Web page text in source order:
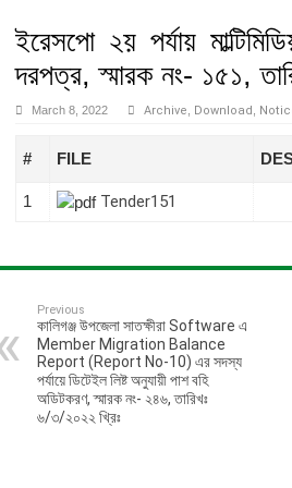
সহকারি পল্লী উন্নয়ন কর্মকর্তা ও হিসাব সহকারীগণের
প্রকল্পের অন্তর্ভূক্ত সুফলভোগী সদস্যদের উদ্যোক্তা সৃষ্টির
প্রকল্পের অন্তর্ভূক্ত সুফলভোগী সদস্যদের উদ্যোক্তা সৃষ্টির
দুমকী, বাউফল, কচুয়া, শৈলকূপা, মিঠাপুকুর এবং অভয়নগর
ইরেসপো কর্মসূচির মাঠ সংগঠক হাজিরা খাতুন, মনিরামপুর এবং
দাপ্তরিক কাজে ব্যবহারের লক্ষ্যে বিভিন্ন ধরনের রেজিস্ট্রার
ইরেসপো ২য় পর্যায়
দরপত্র, স্মারক নং- ১৫১,
March 8, 2022 Archive Download
# FILE
1 Tender151
Previous
কালিগঞ্জ উপজেলা সাতক্ষীরা Software এ
Member Migration Balance
Report (Report No-10) এর সদস্য
পর্যায়ে ডিটেইল লিষ্ট অনুযায়ী পাশ বহি
অডিটকরণ, স্মারক নং- ২৪৬, তারিখঃ
৬/৩/২০২২ খ্রিঃ